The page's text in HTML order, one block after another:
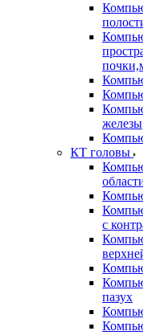
железы
КТ головы
с
пазух